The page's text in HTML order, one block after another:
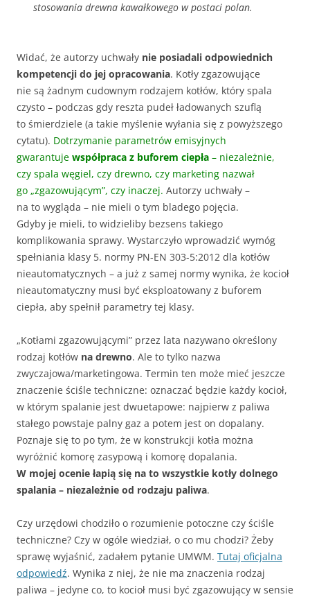
stosowania drewna kawałkowego w postaci polan.
Widać, że autorzy uchwały nie posiadali odpowiednich
kompetencji do jej opracowania. Kotły zgazowujące
nie są żadnym cudownym rodzajem kotłów, który spala
czysto – podczas gdy reszta pudeł ładowanych szuflą
to śmierdziele (a takie myślenie wyłania się z powyższego
cytatu). Dotrzymanie parametrów emisyjnych
gwarantuje współpraca z buforem ciepła – niezależnie,
czy spala węgiel, czy drewno, czy marketing nazwał
go „zgazowującym”, czy inaczej. Autorzy uchwały –
na to wygląda – nie mieli o tym bladego pojęcia.
Gdyby je mieli, to widzieliby bezsens takiego
komplikowania sprawy. Wystarczyło wprowadzić wymóg
spełniania klasy 5. normy PN-EN 303-5:2012 dla kotłów
nieautomatycznych – a już z samej normy wynika, że kocioł
nieautomatyczny musi być eksploatowany z buforem
ciepła, aby spełnił parametry tej klasy.
„Kotłami zgazowującymi” przez lata nazywano określony
rodzaj kotłów na drewno. Ale to tylko nazwa
zwyczajowa/marketingowa. Termin ten może mieć jeszcze
znaczenie ściśle techniczne: oznaczać będzie każdy kocioł,
w którym spalanie jest dwuetapowe: najpierw z paliwa
stałego powstaje palny gaz a potem jest on dopalany.
Poznaje się to po tym, że w konstrukcji kotła można
wyróżnić komorę zasypową i komorę dopalania.
W mojej ocenie łapią się na to wszystkie kotły dolnego
spalania – niezależnie od rodzaju paliwa.
Czy urzędowi chodziło o rozumienie potoczne czy ściśle
techniczne? Czy w ogóle wiedział, o co mu chodzi? Żeby
sprawę wyjaśnić, zadałem pytanie UMWM. Tutaj oficjalna
odpowiedź. Wynika z niej, że nie ma znaczenia rodzaj
paliwa – jedyne co, to kocioł musi być zgazowujący w sensie